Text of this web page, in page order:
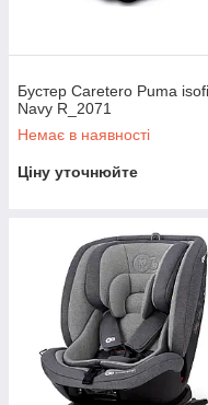
Бустер Caretero Puma
Navy R_2071
Немає в наявності
Ціну уточнюйте